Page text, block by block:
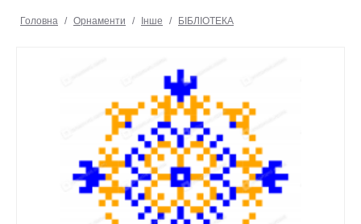
Головна / Орнаменти / Інше / БІБЛІОТЕКА